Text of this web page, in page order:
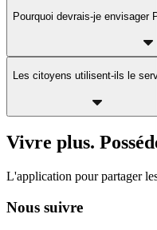
Pourquoi devrais-je envisager
Les citoyens utilisent-ils le
Vivre plus.
L'application pour partager
Nous suivre